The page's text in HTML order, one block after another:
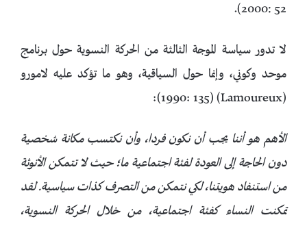
2000: 52).
لا تدور سياسة الموجة الثالثة من الحركة النسوية حول برنامج
موحد وكوني، وإنما حول السياقية، وهو ما تؤكد عليه لامورو
(Lamoureux) (1990: 135):
الأهم هو أننا يجب أن نكون فردا، وأن نكتسب مكانة شخصية
دون الحاجة إلى العودة لفئة اجتماعية ما؛ حيث لا تتمكن الأنوثة
من استنفاد هويتنا، لكي نتمكن من التصرف كذات سياسية. لقد
تمكنت النساء كفئة اجتماعية، من خلال الحركة النسوية،